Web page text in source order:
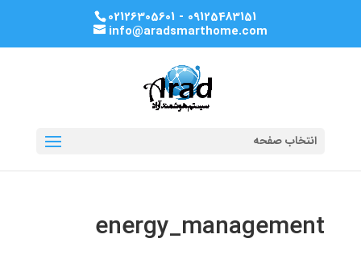
02126305601 - 09125483151
info@aradsmarthome.com
انتخاب صفحه
energy_management